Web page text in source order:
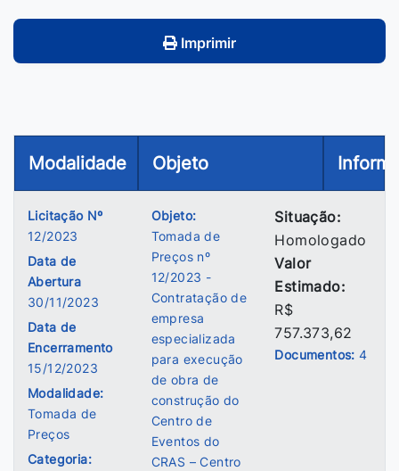
Imprimir
Modalidade Objeto
Licitação Nº
12/2023
Data de
Abertura
30/11/2023
Data de
Encerramento
15/12/2023
Modalidade:
Tomada de
Preços
Categoria:
Objeto:
Tomada de
Preços nº
12/2023 -
Contratação de
empresa
especializada
para execução
de obra de
construção do
Centro de
Eventos do
CRAS – Centro
Situação:
Homologado
Valor
Estimado:
R$
757.373,62
Documentos:4